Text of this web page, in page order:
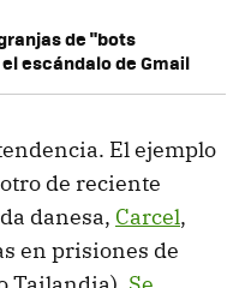
de "bots
escándalo de Gmail
El ejemplo
de reciente
danesa, Carcel,
en prisiones de